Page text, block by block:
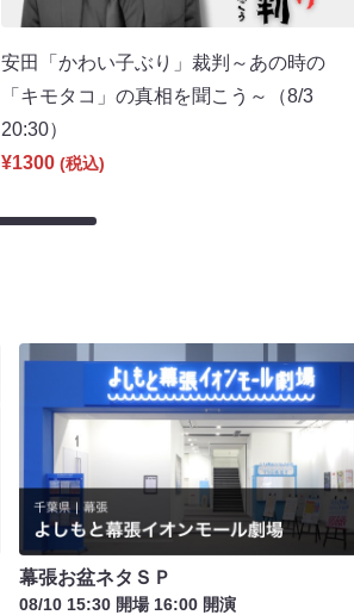
安田「かわい子ぶり」裁判～あの時の
「キモタコ」の真相を聞こう～（8/3
20:30）
¥1300 (税込)
幕張お盆ネタＳＰ
08/10 15:30 開場 16:00 開演